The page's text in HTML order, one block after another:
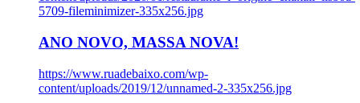
5709-fileminimizer-335x256.jpg
ANO NOVO, MASSA NOVA!
https://www.ruadebaixo.com/wp-
content/uploads/2019/12/unnamed-2-335x256.jpg